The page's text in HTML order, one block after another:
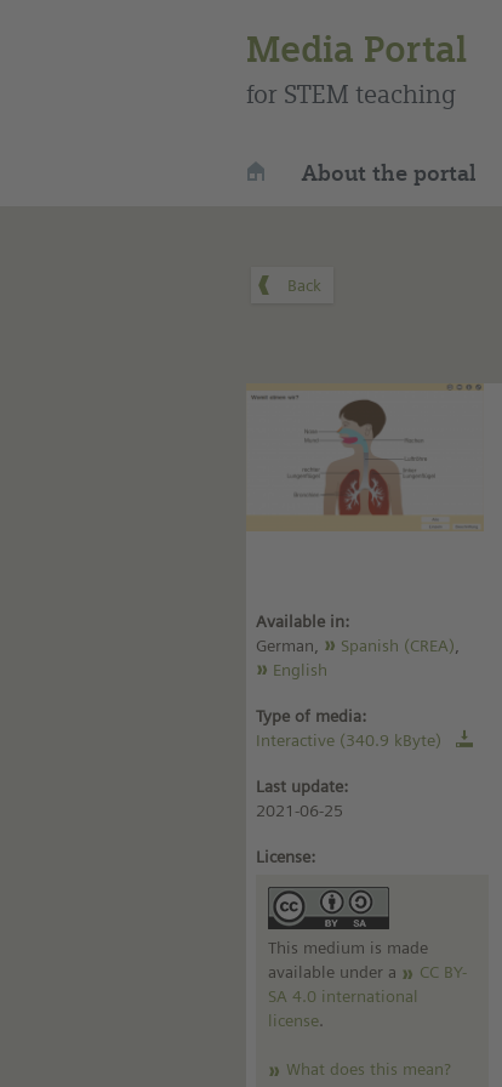
Media Portal
for STEM teaching
About the portal
Available in:
German,
Spanish (CREA)
English
Type of media:
Interactive (340.9 kByte)
Last update:
2021-06-25
License:
This medium is made
available under a
CC BY-
SA 4.0 international
license.
What does this mean?